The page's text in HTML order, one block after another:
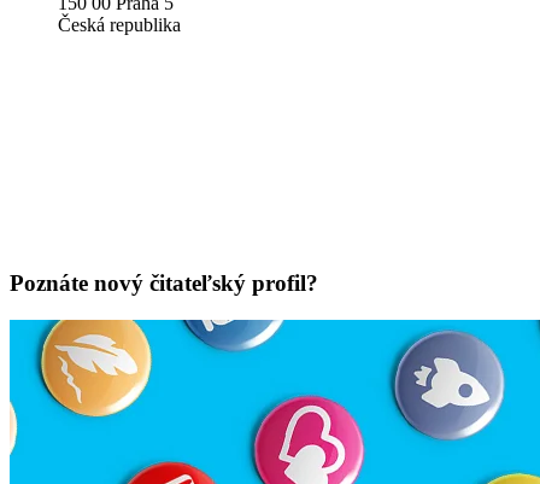
Česká republika
Poznáte nový čitateľský profil?